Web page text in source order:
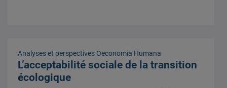
Analyses et perspectives Oeconomia Humana
L’acceptabilité sociale de la transition
écologique